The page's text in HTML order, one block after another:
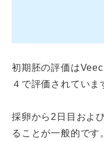
初期胚の評価は
４で評価されていま
採卵から2日目およ
ることが一般的で